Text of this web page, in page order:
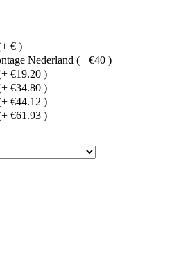
€ )
Nederland (+ €40 )
€19.20 )
€34.80 )
€44.12 )
€61.93 )